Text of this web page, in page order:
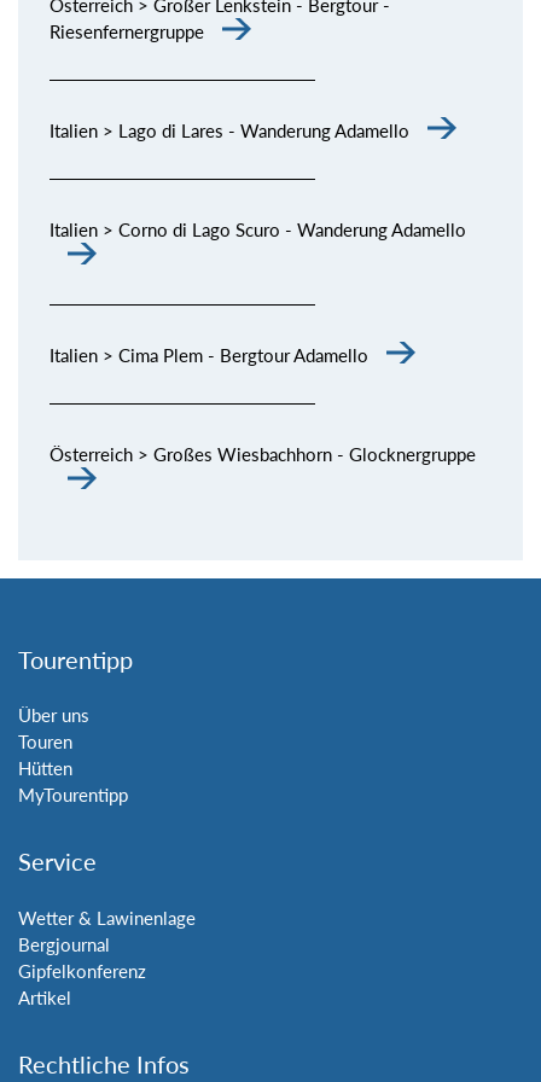
Österreich > Großer Lenkstein - Bergtour -
Riesenfernergruppe
Italien > Lago di Lares - Wanderung Adamello
Italien > Corno di Lago Scuro - Wanderung Adamello
Italien > Cima Plem - Bergtour Adamello
Österreich > Großes Wiesbachhorn - Glocknergruppe
Tourentipp
Über uns
Touren
Hütten
MyTourentipp
Service
Wetter & Lawinenlage
Bergjournal
Gipfelkonferenz
Artikel
Rechtliche Infos